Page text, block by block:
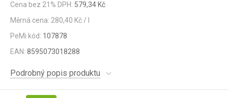
Cena bez 21% DPH: 579,34 Kč
Měrná cena: 280,40 Kč / l
PeMi kód: 107878
EAN: 8595073018288
Podrobný popis produktu